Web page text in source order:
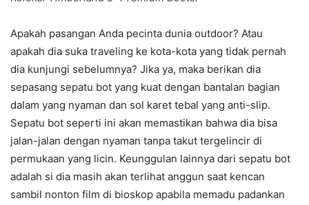
Apakah pasangan Anda pecinta dunia outdoor? Atau
apakah dia suka traveling ke kota-kota yang tidak pernah
dia kunjungi sebelumnya? Jika ya, maka berikan dia
sepasang sepatu bot yang kuat dengan bantalan bagian
dalam yang nyaman dan sol karet tebal yang anti-slip.
Sepatu bot seperti ini akan memastikan bahwa dia bisa
jalan-jalan dengan nyaman tanpa takut tergelincir di
permukaan yang licin. Keunggulan lainnya dari sepatu bot
adalah si dia masih akan terlihat anggun saat kencan
sambil nonton film di bioskop apabila memadu padankan